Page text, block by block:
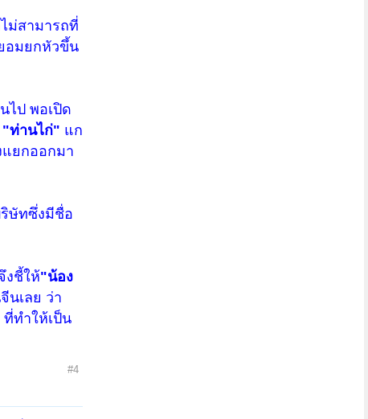
ม่สามารถที่
อมยกหัวขึ้น
ไป พอเปิด
"ท่านไก่" แก
แยกออกมา
ษัทซึ่งมีชื่อ
งชี้ให้"น้อง
นเลย ว่า
ทำให้เป็น
#4